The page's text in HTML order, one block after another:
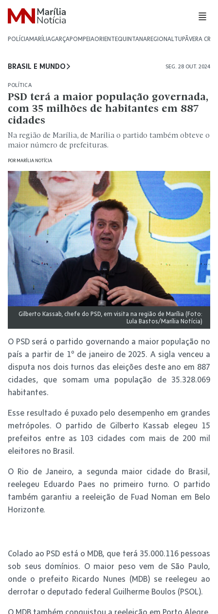
POLÍCIAMARÍLIAGARÇAPOMPEIAORIENTEQUINTANAREGIONALTUPÃVERA CRUZ
BRASIL E MUNDO SEG. 28 OUT. 2024
POLÍTICA
PSD terá a maior população governada,
com 35 milhões de habitantes em 887
cidades
Na região de Marília, de Marília o partido também obteve o
maior número de prefeituras.
POR MARÍLIA NOTÍCIA
Gilberto Kassab, chefe do PSD, em visita na região de Marília (Foto:
Lula Bastos/Marília Notícia)
O PSD será o partido governando a maior população no
país a partir de 1º de janeiro de 2025. A sigla venceu a
disputa nos dois turnos das eleições deste ano em 887
cidades, que somam uma população de 35.328.069
habitantes.
Esse resultado é puxado pelo desempenho em grandes
metrópoles. O partido de Gilberto Kassab elegeu 15
prefeitos entre as 103 cidades com mais de 200 mil
eleitores no Brasil.
O Rio de Janeiro, a segunda maior cidade do Brasil,
reelegeu Eduardo Paes no primeiro turno. O partido
também garantiu a reeleição de Fuad Noman em Belo
Horizonte.
Colado ao PSD está o MDB, que terá 35.000.116 pessoas
sob seus domínios. O maior peso vem de São Paulo,
onde o prefeito Ricardo Nunes (MDB) se reelegeu ao
derrotar o deputado federal Guilherme Boulos (PSOL).
O MDB também conquistou a reeleição em Porto Alegre,